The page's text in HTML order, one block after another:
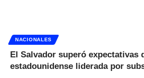
NACIONALES
El Salvador superó expectativas
estadounidense liderada por